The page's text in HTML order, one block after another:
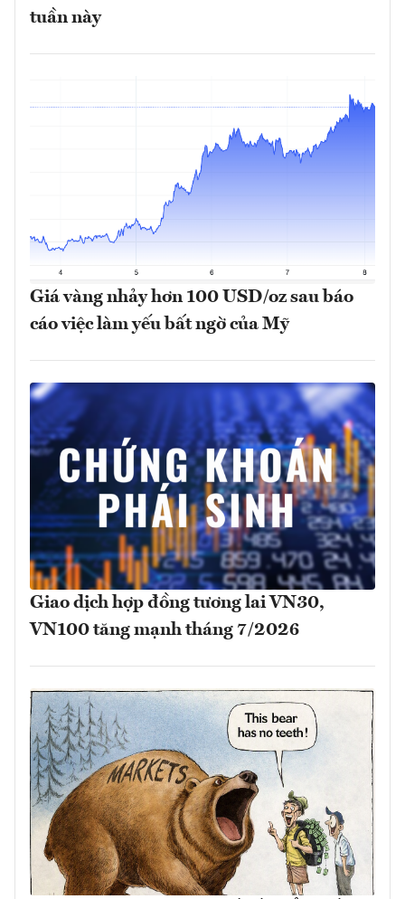
tuần này
Giá vàng nhảy hơn 100 USD/oz sau báo
cáo việc làm yếu bất ngờ của Mỹ
Giao dịch hợp đồng tương lai VN30,
VN100 tăng mạnh tháng 7/2026